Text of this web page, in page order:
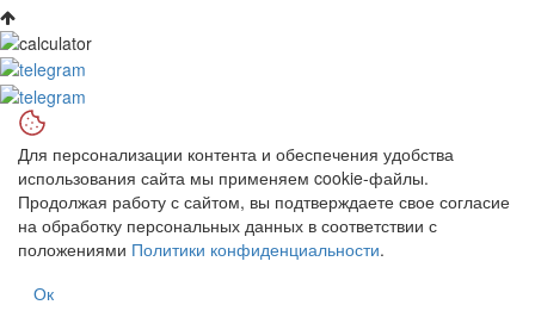
Для персонализации контента и обеспечения удобства
использования сайта мы применяем cookie-файлы.
Продолжая работу с сайтом, вы подтверждаете свое согласие
на обработку персональных данных в соответствии с
положениями Политики конфиденциальности.
Ок